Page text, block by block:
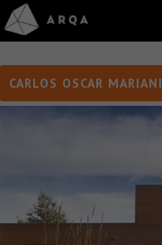
CARLOS OSCAR MARIANI